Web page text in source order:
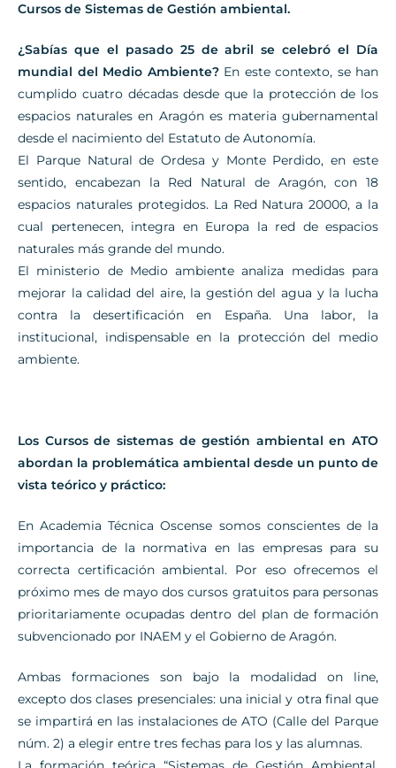
Cursos de Sistemas de Gestión ambiental.
¿Sabías que el pasado 25 de abril se celebró el Día
mundial del Medio Ambiente?En este contexto, se han
cumplido cuatro décadas desde que la protección de los
espacios naturales en Aragón es materia gubernamental
desde el nacimiento del Estatuto de Autonomía.
El Parque Natural de Ordesa y Monte Perdido, en este
sentido, encabezan la Red Natural de Aragón, con 18
espacios naturales protegidos. La Red Natura 20000, a la
cual pertenecen, integra en Europa la red de espacios
naturales más grande del mundo.
El ministerio de Medio ambiente analiza medidas para
mejorar la calidad del aire, la gestión del agua y la lucha
contra la desertificación en España. Una labor, la
institucional, indispensable en la protección del medio
ambiente.
Los Cursos de sistemas de gestión ambiental en ATO
abordan la problemática ambiental desde un punto de
vista teórico y práctico:
En Academia Técnica Oscense somos conscientes de la
importancia de la normativa en las empresas para su
correcta certificación ambiental. Por eso ofrecemos el
próximo mes de mayo dos cursos gratuitos para personas
prioritariamente ocupadas dentro del plan de formación
subvencionado por INAEM y el Gobierno de Aragón.
Ambas formaciones son bajo la modalidad on line,
excepto dos clases presenciales: una inicial y otra final que
se impartirá en las instalaciones de ATO (Calle del Parque
núm. 2) a elegir entre tres fechas para los y las alumnas.